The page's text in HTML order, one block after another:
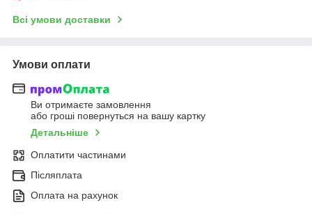
Всі умови доставки
Умови оплати
Ви отримаєте замовлення
або гроші повернуться на вашу картку
Детальніше
Оплатити частинами
Післяплата
Оплата на рахунок